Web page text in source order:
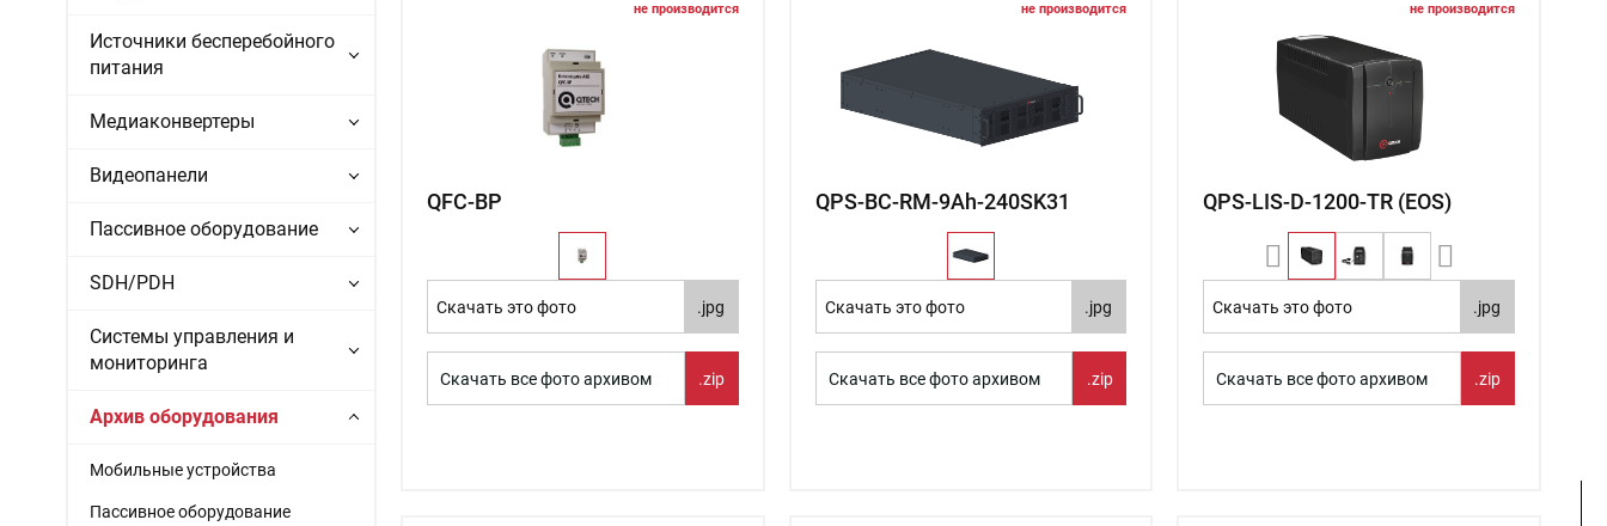
Источники бесперебойного
питания
Медиаконвертеры
Видеопанели
Пассивное оборудование
SDH/PDH
Системы управления и
мониторинга
Архив оборудования
Мобильные устройства
Пассивное оборудование
не производится
QFC-BP
Скачать это фото .jpg
Скачать все фото архивом .zip
не производится
QPS-BC-RM-9Ah-240SK31
Скачать это фото .jpg
Скачать все фото архивом .zip
не производится
QPS-LIS-D-1200-TR (EOS)
Скачать это фото .jpg
Скачать все фото архивом .zip